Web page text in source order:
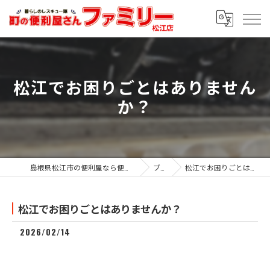
松江でお困りごとはありません
か？
ブログ 松江でお困りごとはありませんか？
松江でお困りごとはありませんか？
2026/02/14